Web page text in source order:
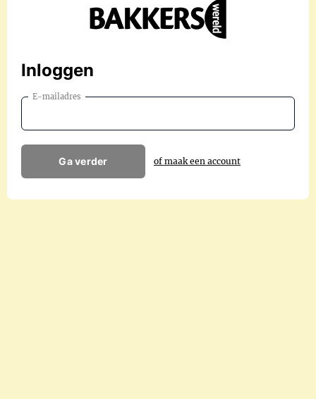
Inloggen
E-mailadres
Ga verder of maak een account